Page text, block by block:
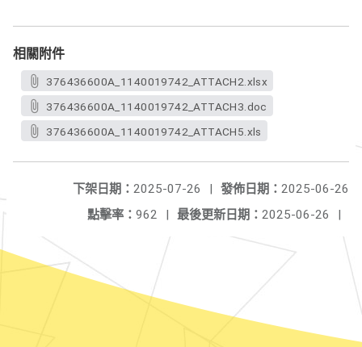
相關附件
376436600A_1140019742_ATTACH2.xlsx
376436600A_1140019742_ATTACH3.doc
376436600A_1140019742_ATTACH5.xls
發佈日期： 2025-06-26
下架日期： 2025-07-26
|
最後更新日期： 2025-06-26 |
點擊率： 962 |